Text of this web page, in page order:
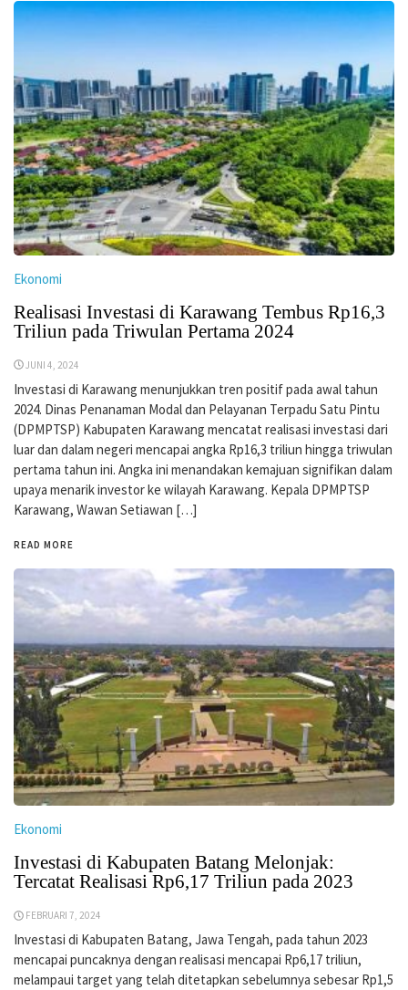
Ekonomi
Realisasi Investasi di Karawang Tembus Rp16,3
Triliun pada Triwulan Pertama 2024
JUNI 4, 2024
Investasi di Karawang menunjukkan tren positif pada awal tahun
2024. Dinas Penanaman Modal dan Pelayanan Terpadu Satu Pintu
(DPMPTSP) Kabupaten Karawang mencatat realisasi investasi dari
luar dan dalam negeri mencapai angka Rp16,3 triliun hingga triwulan
pertama tahun ini. Angka ini menandakan kemajuan signifikan dalam
upaya menarik investor ke wilayah Karawang. Kepala DPMPTSP
Karawang, Wawan Setiawan […]
READ MORE
Ekonomi
Investasi di Kabupaten Batang Melonjak:
Tercatat Realisasi Rp6,17 Triliun pada 2023
FEBRUARI 7, 2024
Investasi di Kabupaten Batang, Jawa Tengah, pada tahun 2023
mencapai puncaknya dengan realisasi mencapai Rp6,17 triliun,
melampaui target yang telah ditetapkan sebelumnya sebesar Rp1,5